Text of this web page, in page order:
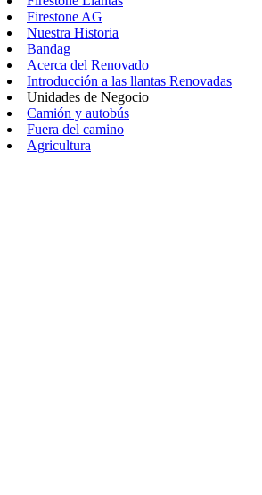
Firestone AG
Nuestra Historia
Bandag
Acerca del Renovado
Introducción a las llantas Renovadas
Unidades de Negocio
Camión y autobús
Fuera del camino
Agricultura